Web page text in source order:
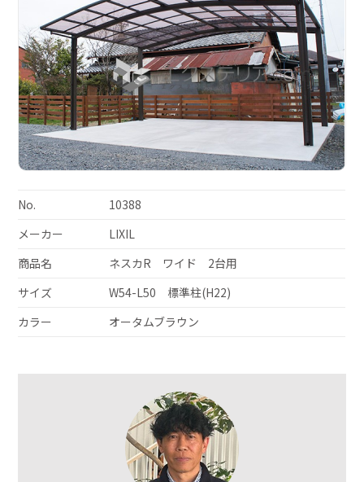
No.
10388
メーカー
LIXIL
商品名
ネスカR ワイド 2台用
サイズ
W54-L50 標準柱(H22)
カラー
オータムブラウン